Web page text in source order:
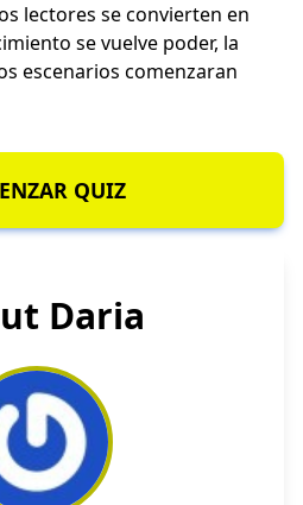
lectores se convierten en
se vuelve poder, la
escenarios comenzaran
QUIZ
Daria